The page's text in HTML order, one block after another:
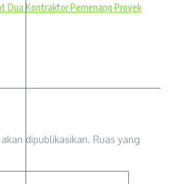
Dua Kontraktor Pemenang Proyek
dipublikasikan. Ruas yang